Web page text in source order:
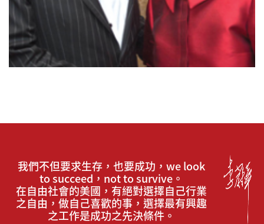
我們不但要求生存，也要成功，we look
to succeed，not to survive。
在自由社會的美國，有絕對選擇自己行業
之自由，做自己喜歡的事，選擇最有興趣
之工作是成功之先決條件。